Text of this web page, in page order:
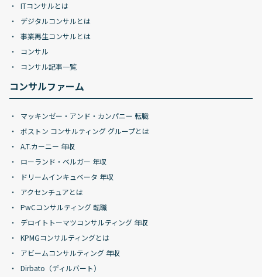
ITコンサルとは
デジタルコンサルとは
事業再生コンサルとは
コンサル
コンサル記事一覧
コンサルファーム
マッキンゼー・アンド・カンパニー 転職
ボストン コンサルティング グループとは
A.T.カーニー 年収
ローランド・ベルガー 年収
ドリームインキュベータ 年収
アクセンチュアとは
PwCコンサルティング 転職
デロイトトーマツコンサルティング 年収
KPMGコンサルティングとは
アビームコンサルティング 年収
Dirbato（ディルバート）